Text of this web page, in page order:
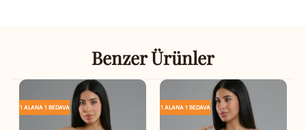
Benzer Ürünler
1 ALANA 1 BEDAVA 1 ALANA 1 BEDAVA